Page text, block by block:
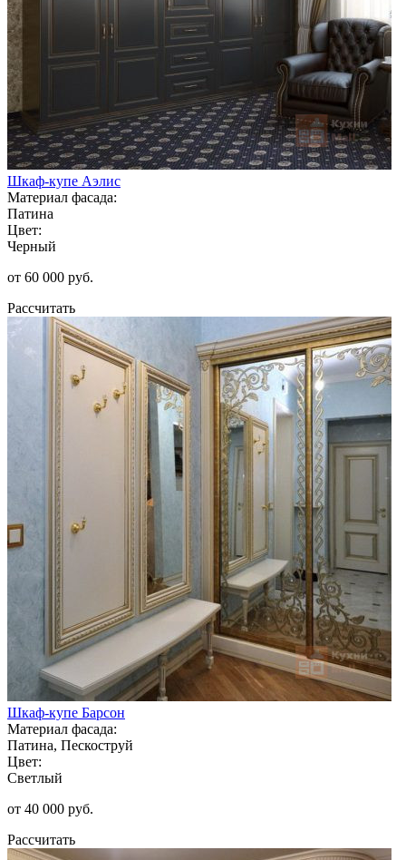
Шкаф-купе Аэлис
Материал фасада:
Патина
Цвет:
Черный
от 60 000 руб.
Рассчитать
Шкаф-купе Барсон
Материал фасада:
Патина, Пескоструй
Цвет:
Светлый
от 40 000 руб.
Рассчитать